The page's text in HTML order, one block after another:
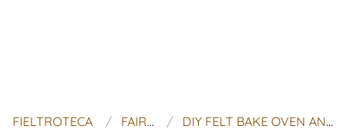
FIELTROTECA FAIRYFOX DIY FELT BAKE OVEN AND COOKER SET